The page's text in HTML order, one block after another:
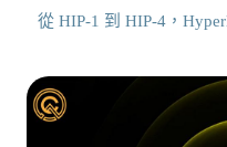
從 HIP-1 到 HIP-4，